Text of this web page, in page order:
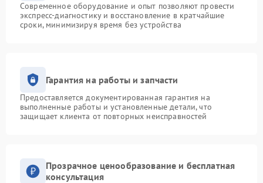
Современное оборудование и опыт позволяют провести
экспресс-диагностику и восстановление в кратчайшие
сроки, минимизируя время без устройства
Гарантия на работы и запчасти
Предоставляется документированная гарантия на
выполненные работы и установленные детали, что
защищает клиента от повторных неисправностей
Прозрачное ценообразование и бесплатная
консультация